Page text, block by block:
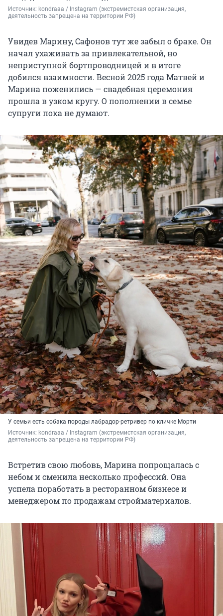
Источник: kondraaa / Instagram (экстремистская организация,
деятельность запрещена на территории РФ)
Увидев Марину, Сафонов тут же забыл о браке. Он
начал ухаживать за привлекательной, но
неприступной бортпроводницей и в итоге
добился взаимности. Весной 2025 года Матвей и
Марина поженились — свадебная церемония
прошла в узком кругу. О пополнении в семье
супруги пока не думают.
У семьи есть собака породы лабрадор-ретривер по кличке Морти
Источник: kondraaa / Instagram (экстремистская организация,
деятельность запрещена на территории РФ)
Встретив свою любовь, Марина попрощалась с
небом и сменила несколько профессий. Она
успела поработать в ресторанном бизнесе и
менеджером по продажам стройматериалов.